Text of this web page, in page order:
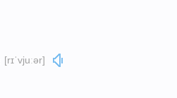
[rɪˈvjuːər]